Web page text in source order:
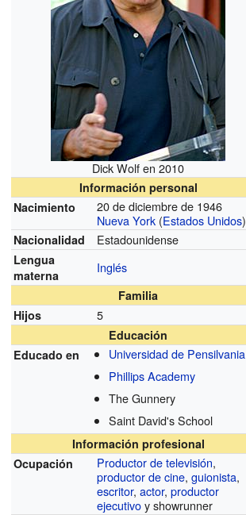
Dick Wolf en 2010
Información personal
Nacimiento
20 de diciembre de 1946
Nueva York (Estados Unidos)
Nacionalidad Estadounidense
Lengua
materna
Inglés
Familia
Hijos
5
Educación
Educado en
Universidad de Pensilvania
Phillips Academy
The Gunnery
Saint David's School
Información profesional
Ocupación
Productor de televisión,
productor de cine,guionista,
escritor,actor,productor
ejecutivoy showrunner